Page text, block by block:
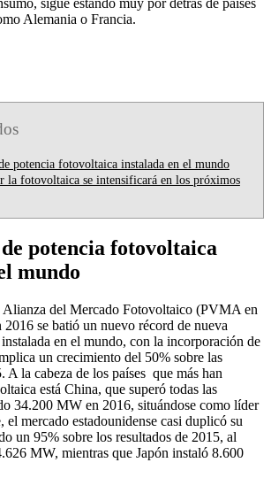
sigue estando muy por detrás de países
Alemania o Francia.
potencia fotovoltaica instalada en el mundo
la fotovoltaica se intensificará en los próximos
potencia fotovoltaica
mundo
Alianza del Mercado Fotovoltaico (PVMA en
2016 se batió un nuevo récord de nueva
en el mundo, con la incorporación de
un crecimiento del 50% sobre las
A la cabeza de los países que más han
está China, que superó todas las
34.200 MW en 2016, situándose como líder
el mercado estadounidense casi duplicó su
un 95% sobre los resultados de 2015, al
MW, mientras que Japón instaló 8.600